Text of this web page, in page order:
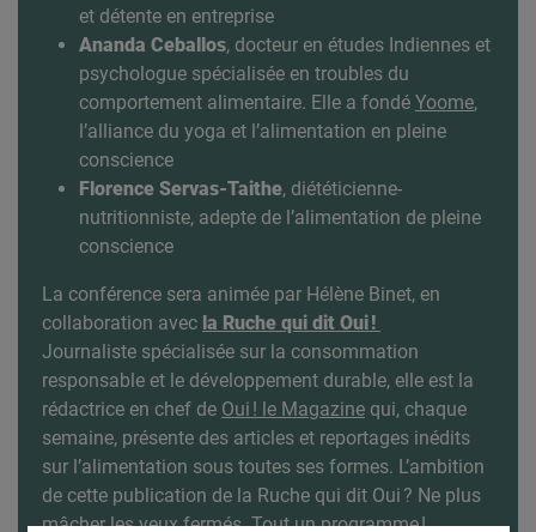
et détente en entreprise
Ananda Ceballos, docteur en études Indiennes et
psychologue spécialisée en troubles du
comportement alimentaire. Elle a fondé Yoome,
l’alliance du yoga et l’alimentation en pleine
conscience
Florence Servas-Taithe, diététicienne-
nutritionniste, adepte de l’alimentation de pleine
conscience
La conférence sera animée par Hélène Binet, en
collaboration avec la Ruche qui dit Oui !
Journaliste spécialisée sur la consommation
responsable et le développement durable, elle est la
rédactrice en chef de Oui ! le Magazine qui, chaque
semaine, présente des articles et reportages inédits
sur l’alimentation sous toutes ses formes. L’ambition
de cette publication de la Ruche qui dit Oui ? Ne plus
mâcher les yeux fermés. Tout un programme !